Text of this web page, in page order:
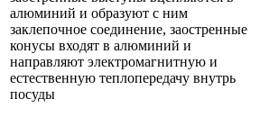
алюминий и образуют с ним
заклепочное соединение, заостренные
конусы входят в алюминий и
направляют электромагнитную и
естественную теплопередачу внутрь
посуды